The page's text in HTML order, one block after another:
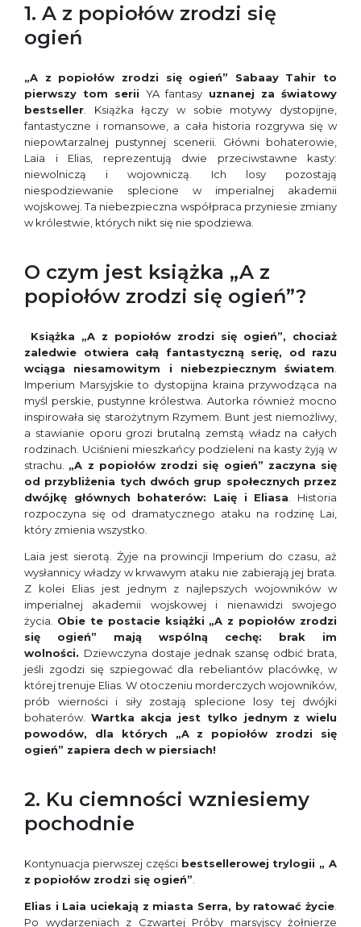
1. A z popiołów zrodzi się
ogień
„A z popiołów zrodzi się ogień” Sabaay Tahir to
pierwszy tom serii YA fantasy uznanej za światowy
bestseller . Książka łączy w sobie motywy dystopijne,
fantastyczne i romansowe, a cała historia rozgrywa się w
niepowtarzalnej pustynnej scenerii. Główni bohaterowie,
Laia i Elias, reprezentują dwie przeciwstawne kasty:
niewolniczą i wojowniczą. Ich losy pozostają
niespodziewanie splecione w imperialnej akademii
wojskowej. Ta niebezpieczna współpraca przyniesie zmiany
w królestwie, których nikt się nie spodziewa.
O czym jest książka „A z
popiołów zrodzi się ogień”?
Książka „A z popiołów zrodzi się ogień”, chociaż
zaledwie otwiera całą fantastyczną serię, od razu
wciąga niesamowitym i niebezpiecznym światem
Imperium Marsyjskie to dystopijna kraina przywodząca na
myśl perskie, pustynne królestwa. Autorka również mocno
inspirowała się starożytnym Rzymem. Bunt jest niemożliwy,
a stawianie oporu grozi brutalną zemstą władz na całych
rodzinach. Uciśnieni mieszkańcy podzieleni na kasty żyją w
strachu. „A z popiołów zrodzi się ogień” zaczyna się
od przybliżenia tych dwóch grup społecznych przez
dwójkę głównych bohaterów: Laię i Eliasa . Historia
rozpoczyna się od dramatycznego ataku na rodzinę Lai,
który zmienia wszystko.
Laia jest sierotą. Żyje na prowincji Imperium do czasu, aż
wysłannicy władzy w krwawym ataku nie zabierają jej brata.
Z kolei Elias jest jednym z najlepszych wojowników w
imperialnej akademii wojskowej i nienawidzi swojego
życia. Obie te postacie książki „A z popiołów zrodzi
się ogień” mają wspólną cechę: brak im
wolności. Dziewczyna dostaje jednak szansę odbić brata,
jeśli zgodzi się szpiegować dla rebeliantów placówkę, w
której trenuje Elias. W otoczeniu morderczych wojowników,
prób wierności i siły zostają splecione losy tej dwójki
bohaterów. Wartka akcja jest tylko jednym z wielu
powodów, dla których „A z popiołów zrodzi się
ogień” zapiera dech w piersiach!
2. Ku ciemności wzniesiemy
pochodnie
Kontynuacja pierwszej części bestsellerowej trylogii „ A
z popiołów zrodzi się ogień”
Elias i Laia uciekają z miasta Serra, by ratować życie
Po wydarzeniach z Czwartej Próby marsyjscy żołnierze